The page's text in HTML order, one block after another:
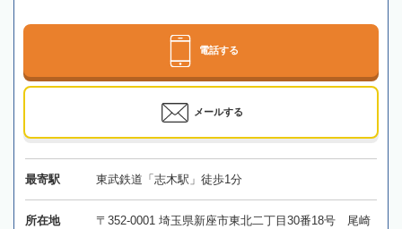
電話する
メールする
最寄駅 東武鉄道「志木駅」徒歩1分
所在地
〒352-0001 埼玉県新座市東北二丁目30番18号 尾崎